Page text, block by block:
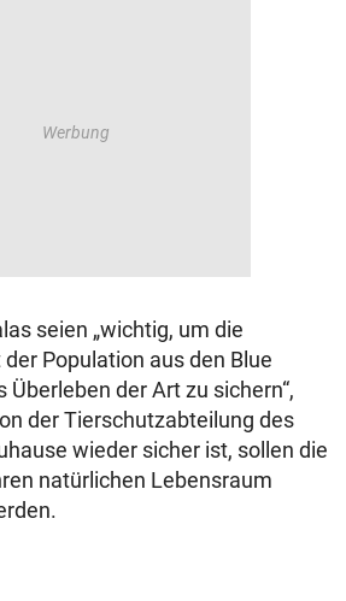
seien „wichtig, um die
Population aus den Blue
der Art zu sichern“,
der Tierschutzabteilung des
wieder sicher ist, sollen die
natürlichen Lebensraum